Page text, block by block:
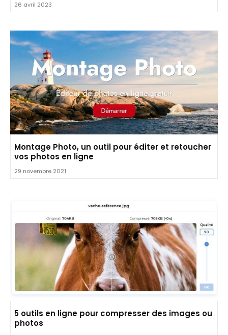
26 avril 2023
Montage Photo, un outil pour éditer et retoucher
vos photos en ligne
29 novembre 2021
5 outils en ligne pour compresser des images ou
photos